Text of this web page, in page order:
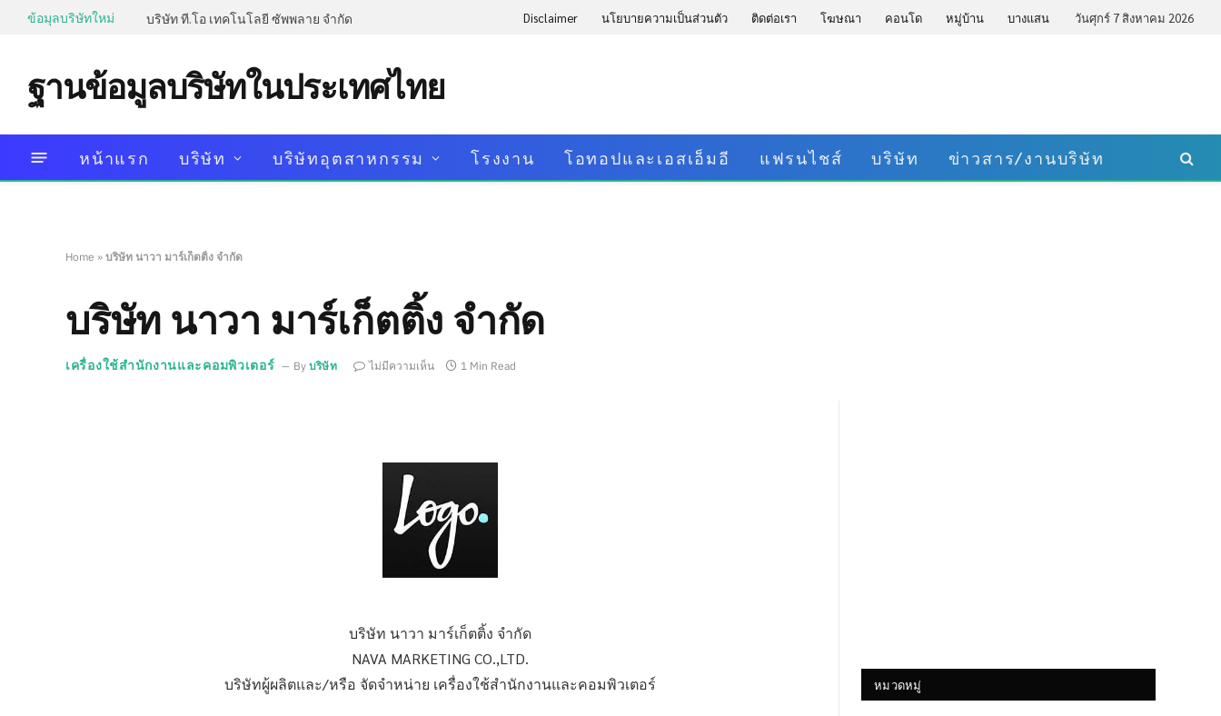
ข้อมุลบริษัทใหม่ บริษัท ที.โอ เทคโนโลยี ซัพพลาย จำกัด Disclaimer นโยบายความเป็นส่วนตัว ติดต่อเรา โฆษณา คอนโด หมู่บ้าน บางแสน วันศุกร์ 7 สิงหาคม 2026
ฐานข้อมูลบริษัทในประเทศไทย
หน้าแรก บริษัท บริษัทอุตสาหกรรม โรงงาน โอทอปและเอสเอ็มอี แฟรนไชส์ บริษัท ข่าวสาร/งานบริษัท
Home » บริษัท นาวา มาร์เก็ตติ้ง จำกัด
บริษัท นาวา มาร์เก็ตติ้ง จำกัด
เครื่องใช้สำนักงานและคอมพิวเตอร์ By บริษัท ไม่มีความเห็น 1 Min Read
บริษัท นาวา มาร์เก็ตติ้ง จำกัด
NAVA MARKETING CO.,LTD.
บริษัทผู้ผลิตและ/หรือ จัดจำหน่าย เครื่องใช้สำนักงานและคอมพิวเตอร์
หมวดหมู่